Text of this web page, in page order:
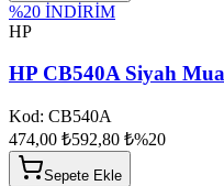
%20 İNDİRİM
HP
HP CB540A Siyah
Kod: CB540A
474,00 ₺592,80 ₺%20
Sepete Ekle